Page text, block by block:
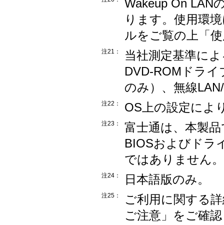
Wakeup On LAN
ります。使用環
ルをご覧の上「
注21：
当社測定基準に
DVD-ROMドラ
のみ）、無線
注22： OS上の設定によ
注23：
富士通は、本製
BIOSおよびドラ
ではありません。
注24： 日本語版のみ。
注25：
ご利用に関する
ご注意」をご確